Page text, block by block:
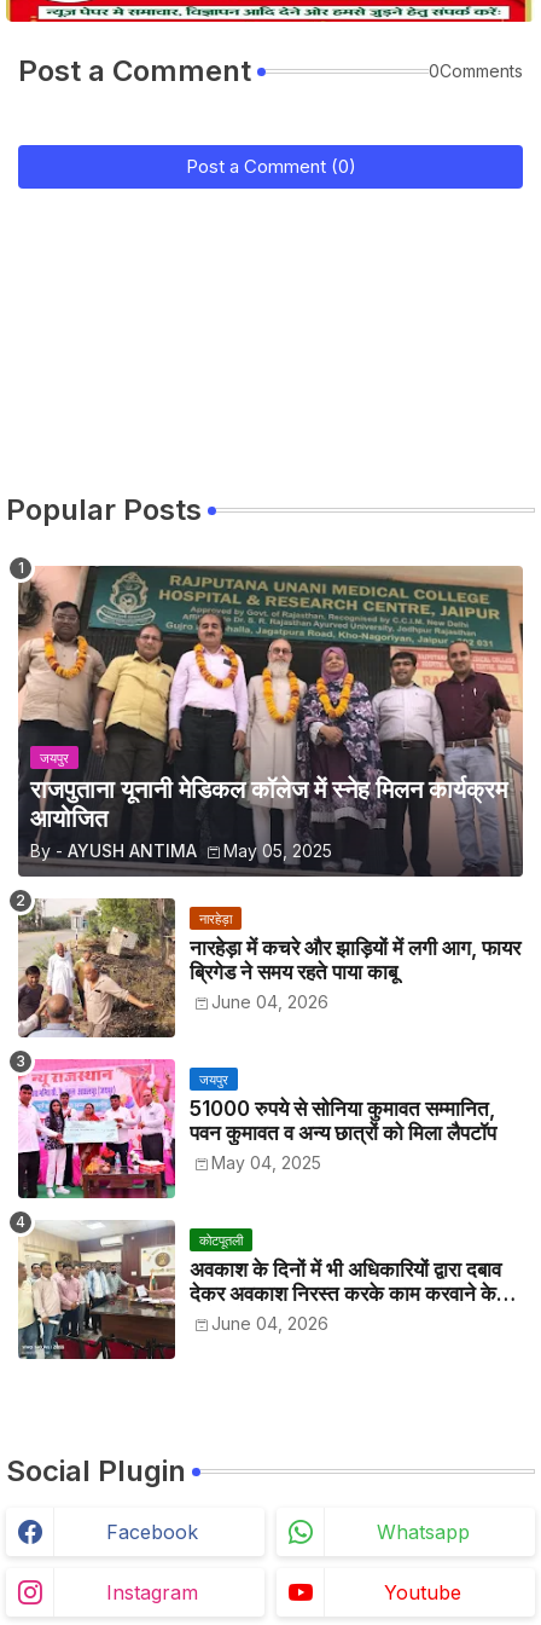
Post a Comment 0Comments
Post a Comment (0)
Popular Posts
जयपुर
राजपुताना यूनानी मेडिकल कॉलेज में स्नेह मिलन कार्यक्रम
आयोजित
By - AYUSH ANTIMA May 05, 2025
नारहेड़ा
नारहेड़ा में कचरे और झाड़ियों में लगी आग, फायर
ब्रिगेड ने समय रहते पाया काबू
June 04, 2026
जयपुर
51000 रुपये से सोनिया कुमावत सम्मानित,
पवन कुमावत व अन्य छात्रों को मिला लैपटॉप
May 04, 2025
कोटपूतली
अवकाश के दिनों में भी अधिकारियों द्वारा दबाव
देकर अवकाश निरस्त करके काम करवाने के
विरोध में कर्मचारियों ने जिला कलेक्टर को सीएस
के नाम दिया ज्ञापन
June 04, 2026
Social Plugin
Facebook Whatsapp
Instagram Youtube